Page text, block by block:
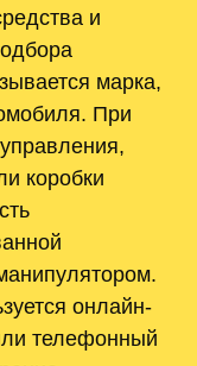
и
марка,
При
коробки
онлайн-
телефонный